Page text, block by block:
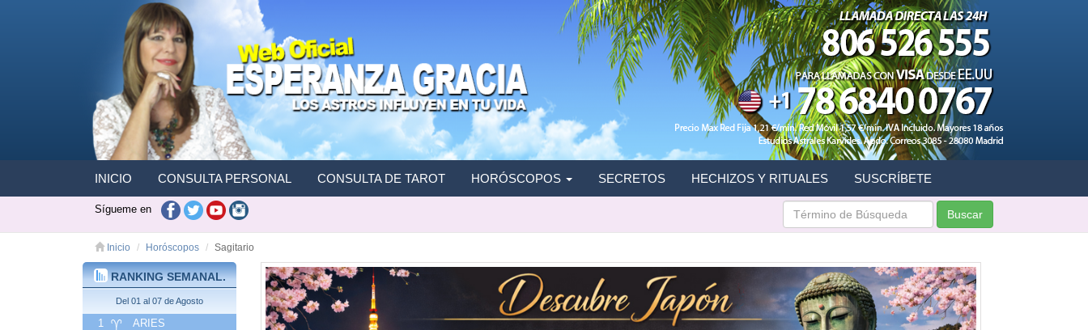
INICIO CONSULTA PERSONAL CONSULTA DE TAROT HORÓSCOPOS SECRETOS HECHIZOS Y RITUALES SUSCRÍBETE
Sígueme en Buscar
Inicio Horóscopos Sagitario
RANKING SEMANAL.
Del 01 al 07 de Agosto
1
ARIES